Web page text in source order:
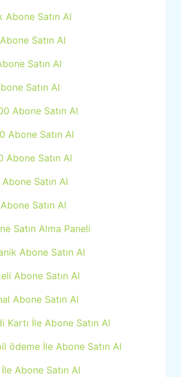
Abone Satın Al
Satın Al
Satın Al
Satın Al
Abone Satın Al
Abone Satın Al
Abone Satın Al
Satın Al
Satın Al
Satın Alma Paneli
Abone Satın Al
Abone Satın Al
Abone Satın Al
Kartı İle Abone Satın Al
ödeme İle Abone Satın Al
Abone Satın Al